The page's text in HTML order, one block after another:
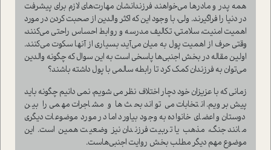
همه پدر و مادرها می‌خواهند فرزندانشان مهارت‌های لازم برای پیشرفت
در دنیا را فراگیرند. ولی، با وجود این که اکثر والدین از صحبت کردن در مورد
اهمیت امنیت، سلامتی، تکالیف مدرسه و روابط احساس راحتی می‌کنند،
وقتی حرف از اهمیت پول به میان می‌آید، بسیاری از آنها سکوت می‌کنند.
اولین مقاله در بخش اجنبی‌ها پاسخی است به این سوال که چگونه والدین
می‌توان به فرزندان کمک کرد تا رابطه سالمی با پول داشته باشند؟
زمانی که با عزیزان خود دچار اختلاف نظر می شویم، نمی دانیم چگونه باید
پیش برویم. انتخابات می تواند بحث ها و مشاجرات مهمی را بین
دوستان و اعضای خانواده به وجود بیاورد اما در مورد موضوعات دیگری
مانند جنگ، مذهب یا تربیت فرزندان نیز وضعیت همین است. این
موضوع مهم دیگر مطلب بخش روایت اجنبی‌هاست.